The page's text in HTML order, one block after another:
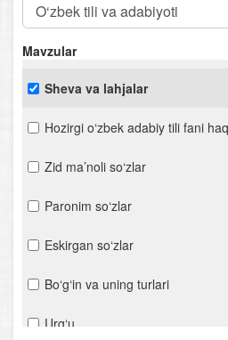
Mavzular
Sheva va lahjalar
Hozirgi o‘zbek adabiy tili fani
Zid ma’noli so‘zlar
Paronim so‘zlar
Eskirgan so‘zlar
Bo‘g‘in va uning turlari
Urg‘u